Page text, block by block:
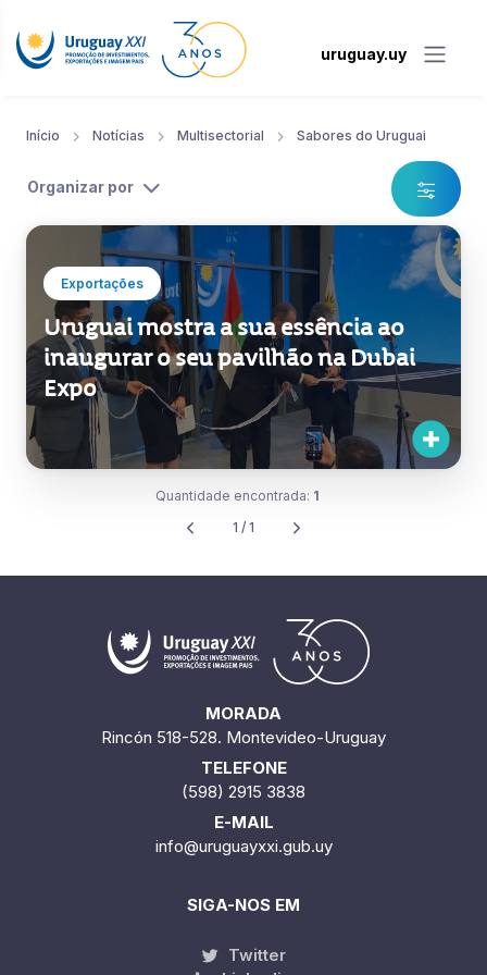
uruguay.uy
Início Notícias Multisectorial Sabores do Uruguai
Organizar por
Exportações
Uruguai mostra a sua essência ao
inaugurar o seu pavilhão na Dubai
Expo
Quantidade encontrada: 1
1 / 1
MORADA
Rincón 518-528. Montevideo-Uruguay
TELEFONE
(598) 2915 3838
E-MAIL
info@uruguayxxi.gub.uy
SIGA-NOS EM
Twitter